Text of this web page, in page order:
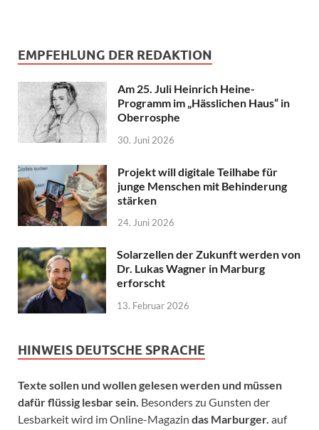
EMPFEHLUNG DER REDAKTION
Am 25. Juli Heinrich Heine-
Programm im „Hässlichen Haus“ in
Oberrosphe
30. Juni 2026
Projekt will digitale Teilhabe für
junge Menschen mit Behinderung
stärken
24. Juni 2026
Solarzellen der Zukunft werden von
Dr. Lukas Wagner in Marburg
erforscht
13. Februar 2026
HINWEIS DEUTSCHE SPRACHE
Texte sollen und wollen gelesen werden und müssen
dafür flüssig lesbar sein. Besonders zu Gunsten der
Lesbarkeit wird im Online-Magazin das Marburger. auf